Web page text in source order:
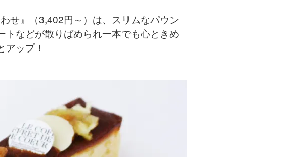
せ』（3,402円～）は、スリムなパウン
トなどが散りばめられ一本でも心ときめ
ップ！